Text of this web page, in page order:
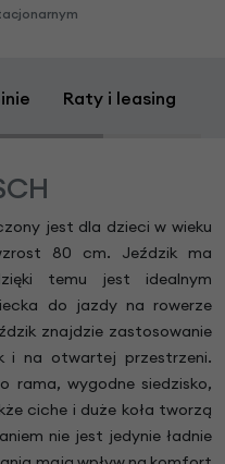
Raty i leasing
jest dla dzieci w wieku
80 cm. Jeździk ma
temu jest idealnym
do jazdy na rowerze
znajdzie zastosowanie
i na otwartej przestrzeni.
rama, wygodne siedzisko,
ciche i duże koła tworzą
nie jest jedynie ładnie